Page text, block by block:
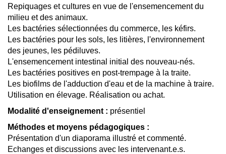
Repiquages et cultures en vue de l'ensemencement du
milieu et des animaux.
Les bactéries sélectionnées du commerce, les kéfirs.
Les bactéries pour les sols, les litières, l'environnement
des jeunes, les pédiluves.
L'ensemencement intestinal initial des nouveau-nés.
Les bactéries positives en post-trempage à la traite.
Les biofilms de l'adduction d'eau et de la machine à traire.
Utilisation en élevage. Réalisation ou achat.
Modalité d'enseignement : présentiel
Méthodes et moyens pédagogiques :
Présentation d'un diaporama illustré et commenté.
Echanges et discussions avec les intervenant.e.s.